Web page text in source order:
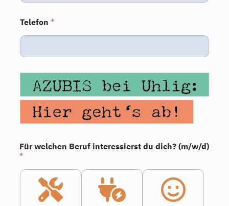
Region
Telefon*
Für welchen Beruf interessierst du dich? (m/w/d)
*